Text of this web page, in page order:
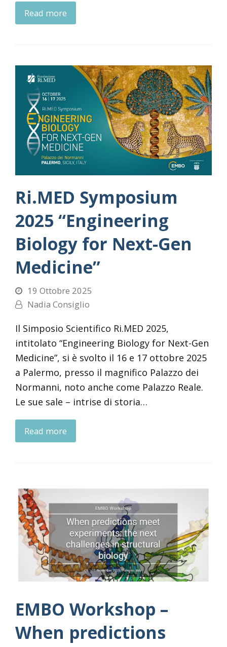
Read more
Ri.MED Symposium
2025 “Engineering
Biology for Next-Gen
Medicine”
19 Ottobre 2025
Nadia Consiglio
Il Simposio Scientifico Ri.MED 2025,
intitolato “Engineering Biology for Next-Gen
Medicine”, si è svolto il 16 e 17 ottobre 2025
a Palermo, presso il magnifico Palazzo dei
Normanni, noto anche come Palazzo Reale.
Le sue sale – intrise di storia…
Read more
EMBO Workshop –
When predictions